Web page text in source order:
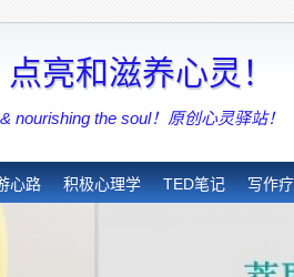
亮和滋养心灵！
nourishing the soul！原创心灵驿站！
心路 积极心理学 TED笔记 写作